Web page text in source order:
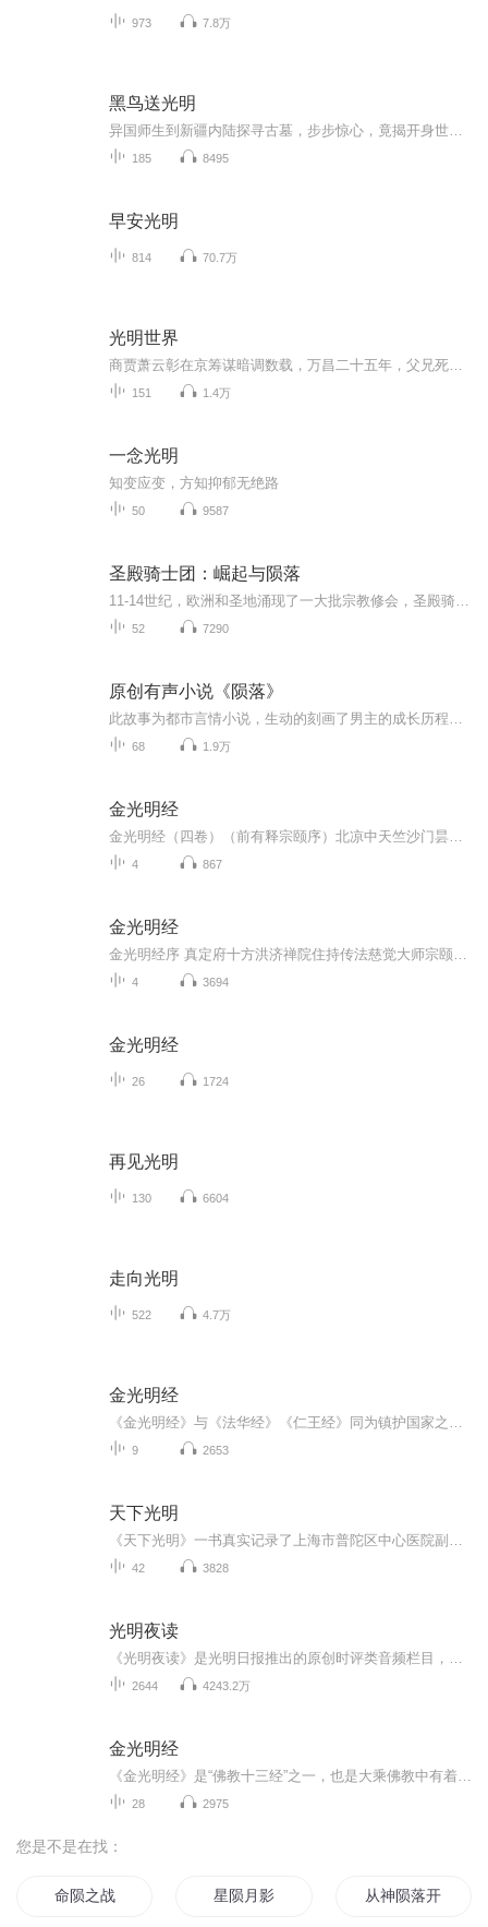
973 7.8万
黑鸟送光明
185 8495
早安光明
814 70.7万
光明世界
151 1.4万
一念光明
知变应变，方知抑郁无绝路
50 9587
圣殿骑士团：崛起与陨落
52 7290
原创有声小说《陨落》
68 1.9万
金光明经
4 867
金光明经
4 3694
金光明经
26 1724
再见光明
130 6604
走向光明
522 4.7万
金光明经
9 2653
天下光明
42 3828
光明夜读
2644 4243.2万
金光明经
28 2975
您是不是在找：
命陨之战 星陨月影 从神陨落开始